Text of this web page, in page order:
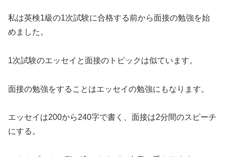
私は英検1級の1次試験に合格する前から面接の勉強を始
めました。
1次試験のエッセイと面接のトピックは似ています。
面接の勉強をすることはエッセイの勉強にもなります。
エッセイは200から240字で書く、面接は2分間のスピーチ
にする。